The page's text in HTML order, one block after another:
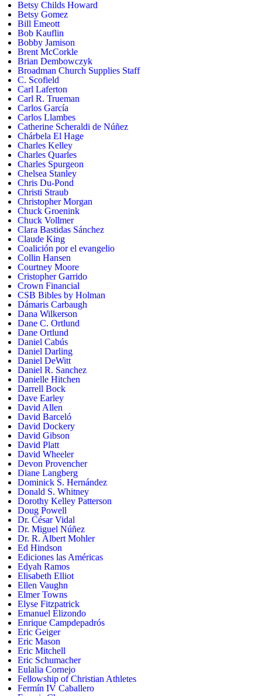
Betsy Childs Howard
Betsy Gomez
Bill Emeott
Bob Kauflin
Bobby Jamison
Brent McCorkle
Brian Dembowczyk
Broadman Church Supplies Staff
C. Scofield
Carl Laferton
Carl R. Trueman
Carlos García
Carlos Llambes
Catherine Scheraldi de Núñez
Chárbela El Hage
Charles Kelley
Charles Quarles
Charles Spurgeon
Chelsea Stanley
Chris Du-Pond
Christi Straub
Christopher Morgan
Chuck Groenink
Chuck Vollmer
Clara Bastidas Sánchez
Claude King
Coalición por el evangelio
Collin Hansen
Courtney Moore
Cristopher Garrido
Crown Financial
CSB Bibles by Holman
Dámaris Carbaugh
Dana Wilkerson
Dane C. Ortlund
Dane Ortlund
Daniel Cabús
Daniel Darling
Daniel DeWitt
Daniel R. Sanchez
Danielle Hitchen
Darrell Bock
Dave Earley
David Allen
David Barceló
David Dockery
David Gibson
David Platt
David Wheeler
Devon Provencher
Diane Langberg
Dominick S. Hernández
Donald S. Whitney
Dorothy Kelley Patterson
Doug Powell
Dr. César Vidal
Dr. Miguel Núñez
Dr. R. Albert Mohler
Ed Hindson
Ediciones las Américas
Edyah Ramos
Elisabeth Elliot
Ellen Vaughn
Elmer Towns
Elyse Fitzpatrick
Emanuel Elizondo
Enrique Campdepadrós
Eric Geiger
Eric Mason
Eric Mitchell
Eric Schumacher
Eulalia Cornejo
Fellowship of Christian Athletes
Fermín IV Caballero